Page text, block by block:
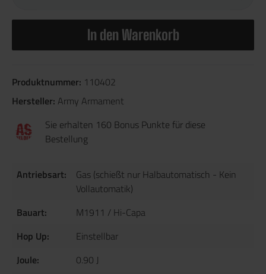
In den Warenkorb
Produktnummer: 110402
Hersteller: Army Armament
Sie erhalten 160 Bonus Punkte für diese
Bestellung
Antriebsart:
Gas (schießt nur Halbautomatisch - Kein
Vollautomatik)
Bauart:
M1911 / Hi-Capa
Hop Up:
Einstellbar
Joule:
0.90 J